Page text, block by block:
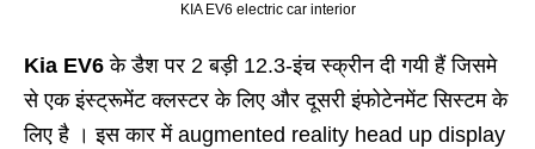
KIA EV6 electric car interior
Kia EV6के डैश पर 2 बड़ी 12.3-इंच स्क्रीन दी गयी हैं जिसमे
से एक इंस्ट्रूमेंट क्लस्टर के लिए और दूसरी इंफोटेनमेंट सिस्टम के
लिए है । इस कार में augmented reality head up display